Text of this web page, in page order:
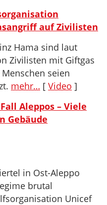
auf Zivilisten
Hama sind laut
Zivilisten mit Giftgas
seien
mehr… [ Video ]
Aleppos – Viele
Gebäude
in Ost-Aleppo
brutal
Unicef